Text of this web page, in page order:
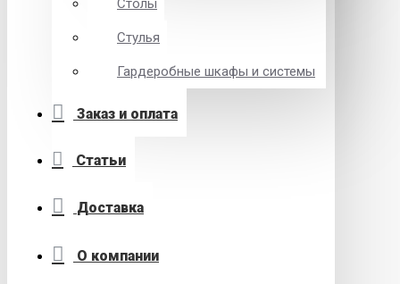
Столы
Стулья
Гардеробные шкафы и системы
Заказ и оплата
Статьи
Доставка
О компании